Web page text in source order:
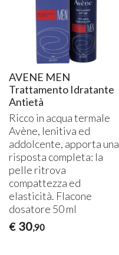
AVENE MEN
Trattamento Idratante
Antietà
Ricco in acqua termale
Avène, lenitiva ed
addolcente, apporta una
risposta completa: la
pelle ritrova
compattezza ed
elasticità. Flacone
dosatore 50 ml
€ 30,90